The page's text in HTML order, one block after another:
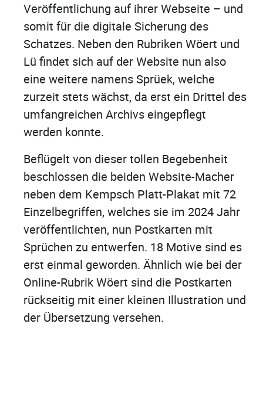
Veröffentlichung auf ihrer Webseite – und
somit für die digitale Sicherung des
Schatzes. Neben den Rubriken Wöert und
Lü findet sich auf der Website nun also
eine weitere namens Sprüek, welche
zurzeit stets wächst, da erst ein Drittel des
umfangreichen Archivs eingepflegt
werden konnte.
Beflügelt von dieser tollen Begebenheit
beschlossen die beiden Website-Macher
neben dem Kempsch Platt-Plakat mit 72
Einzelbegriffen, welches sie im 2024 Jahr
veröffentlichten, nun Postkarten mit
Sprüchen zu entwerfen. 18 Motive sind es
erst einmal geworden. Ähnlich wie bei der
Online-Rubrik Wöert sind die Postkarten
rückseitig mit einer kleinen Illustration und
der Übersetzung versehen.